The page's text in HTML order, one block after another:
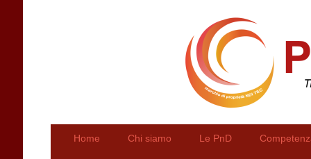
Home Chi siamo Le PnD